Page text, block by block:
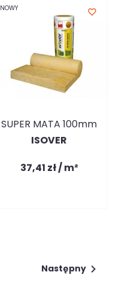
NOWY favorite_border
SUPER MATA 100mm
ISOVER
37,41 zł / m²
Następny 